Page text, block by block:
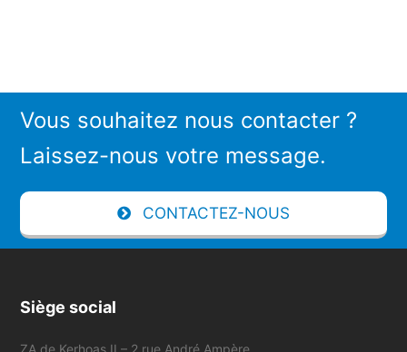
Vous souhaitez nous contacter ?
Laissez-nous votre message.
CONTACTEZ-NOUS
Siège social
ZA de Kerhoas II – 2 rue André Ampère